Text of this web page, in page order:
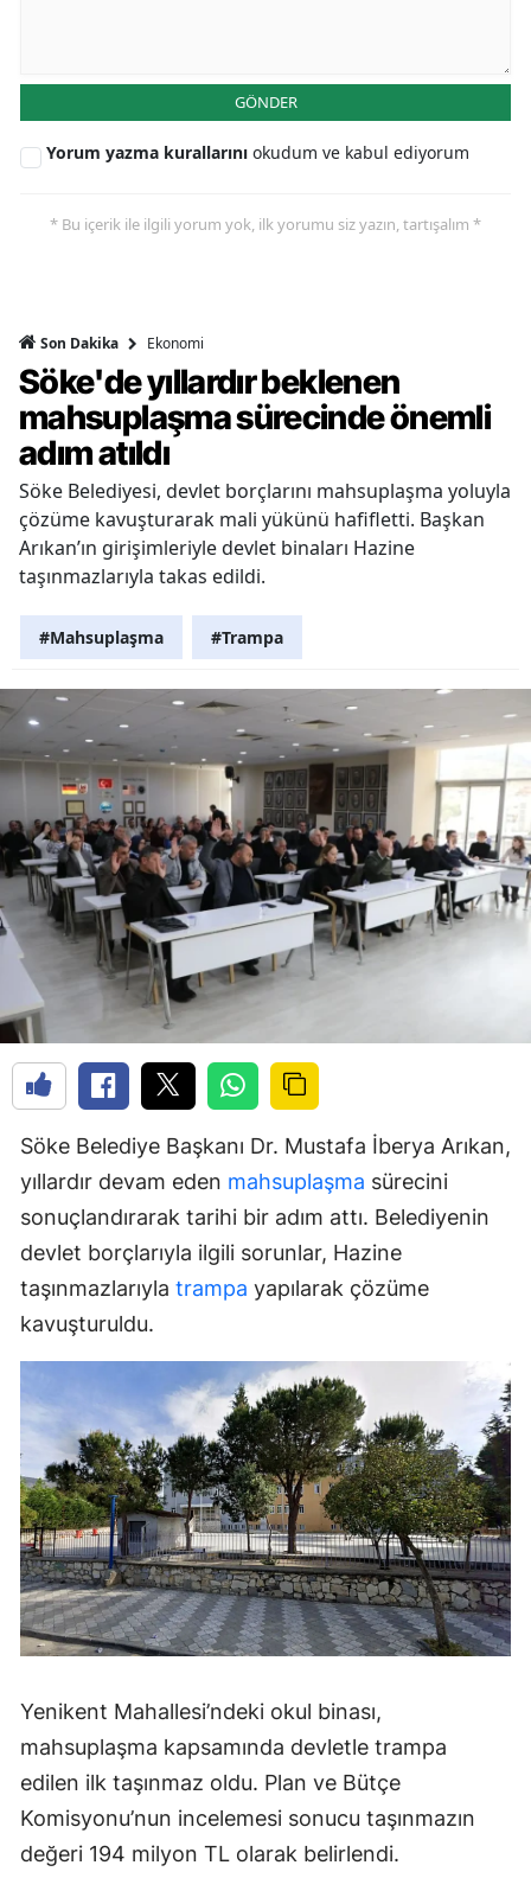
GÖNDER
Yorum yazma kurallarını okudum ve kabul ediyorum
* Bu içerik ile ilgili yorum yok, ilk yorumu siz yazın, tartışalım *
Son Dakika Ekonomi
Söke'de yıllardır beklenen
mahsuplaşma sürecinde önemli
adım atıldı
Söke Belediyesi, devlet borçlarını mahsuplaşma yoluyla
çözüme kavuşturarak mali yükünü hafifletti. Başkan
Arıkan’ın girişimleriyle devlet binaları Hazine
taşınmazlarıyla takas edildi.
#Mahsuplaşma #Trampa
Söke Belediye Başkanı Dr. Mustafa İberya Arıkan,
yıllardır devam eden mahsuplaşma sürecini
sonuçlandırarak tarihi bir adım attı. Belediyenin
devlet borçlarıyla ilgili sorunlar, Hazine
taşınmazlarıyla trampa yapılarak çözüme
kavuşturuldu.
Yenikent Mahallesi’ndeki okul binası,
mahsuplaşma kapsamında devletle trampa
edilen ilk taşınmaz oldu. Plan ve Bütçe
Komisyonu’nun incelemesi sonucu taşınmazın
değeri 194 milyon TL olarak belirlendi.